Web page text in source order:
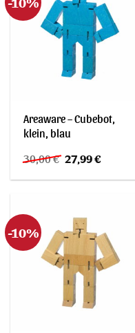
Areaware – Cubebot,
klein, blau
30,00€ Ursprünglicher
Preis
war:
27,99€Aktueller
ist:
-10%